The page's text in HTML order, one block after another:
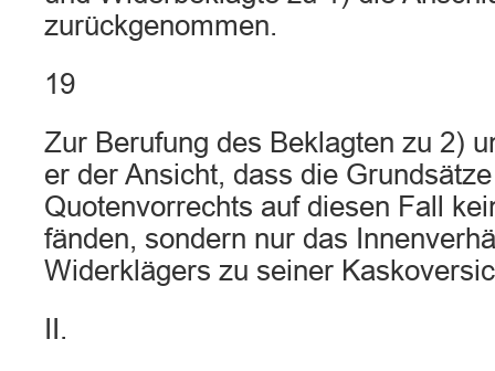
zurückgenommen.
19
Zur Berufung des Beklagten zu 2)
er der Ansicht, dass die
Quotenvorrechts auf diesen Fall
fänden, sondern nur das
Widerklägers zu seiner
II.